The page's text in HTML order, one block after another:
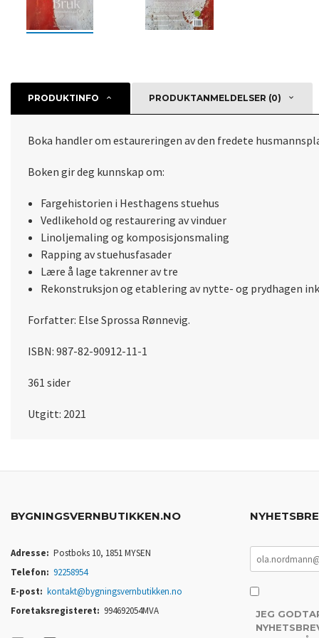
PRODUKTINFO PRODUKTANMELDELSER (0)
Boka handler om estaureringen av den fredete
Boken gir deg kunnskap om:
Fargehistorien i Hesthagens stuehus
Vedlikehold og restaurering av vinduer
Linoljemaling og komposisjonsmaling
Rapping av stuehusfasader
Lære å lage takrenner av tre
Rekonstruksjon og etablering av nytte- og prydhagen
Forfatter: Else Sprossa Rønnevig.
ISBN: 987-82-90912-11-1
361 sider
Utgitt: 2021
BYGNINGSVERNBUTIKKEN.NO
Adresse: Postboks 10, 1851 MYSEN
Telefon: 92258954
E-post: kontakt@bygningsvernbutikken.no
Foretaksregisteret: 994692054MVA
JEG